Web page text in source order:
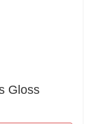
Gloss